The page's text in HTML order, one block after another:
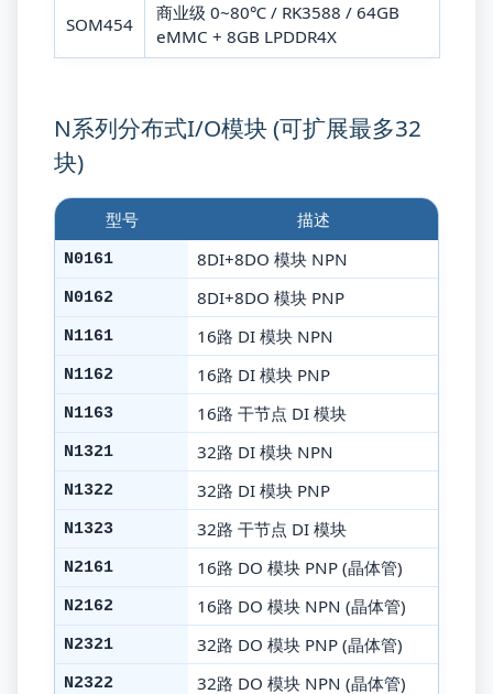
SOM454
商业级 0~80℃ / RK3588 / 64GB
eMMC + 8GB LPDDR4X
N系列分布式I/O模块 (可扩展最多32
块)
型号 描述
N0161 8DI+8DO 模块 NPN
N0162 8DI+8DO 模块 PNP
N1161 16路 DI 模块 NPN
N1162 16路 DI 模块 PNP
N1163 16路 干节点 DI 模块
N1321 32路 DI 模块 NPN
N1322 32路 DI 模块 PNP
N1323 32路 干节点 DI 模块
N2161 16路 DO 模块 PNP (晶体管)
N2162 16路 DO 模块 NPN (晶体管)
N2321 32路 DO 模块 PNP (晶体管)
N2322 32路 DO 模块 NPN (晶体管)